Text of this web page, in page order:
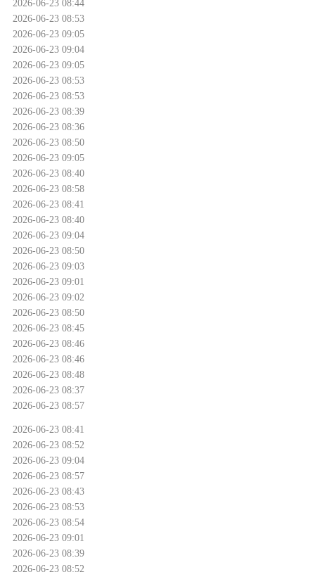
2026-06-23 08:44
2026-06-23 08:53
2026-06-23 09:05
2026-06-23 09:04
2026-06-23 09:05
2026-06-23 08:53
2026-06-23 08:53
2026-06-23 08:39
2026-06-23 08:36
2026-06-23 08:50
2026-06-23 09:05
2026-06-23 08:40
2026-06-23 08:58
2026-06-23 08:41
2026-06-23 08:40
2026-06-23 09:04
2026-06-23 08:50
2026-06-23 09:03
2026-06-23 09:01
2026-06-23 09:02
2026-06-23 08:50
2026-06-23 08:45
2026-06-23 08:46
2026-06-23 08:46
2026-06-23 08:48
2026-06-23 08:37
2026-06-23 08:57
2026-06-23 08:41
2026-06-23 08:52
2026-06-23 09:04
2026-06-23 08:57
2026-06-23 08:43
2026-06-23 08:53
2026-06-23 08:54
2026-06-23 09:01
2026-06-23 08:39
2026-06-23 08:52